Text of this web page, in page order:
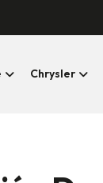
Chrysler